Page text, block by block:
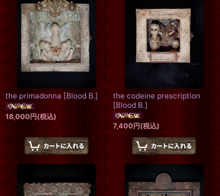
the primadonna [Blood B.]
18,000円(税込)
the codeine prescription
[Blood B.]
7,400円(税込)